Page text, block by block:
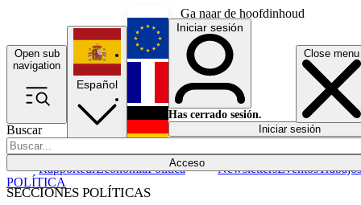
Ga naar de hoofdinhoud
Open sub
navigation
Close menu
Buscar
Acceso
SECCIONES POLÍTICAS
RapporteurEconomíaPolítica NewslettersEventosTrabajos
Español
English
Français
Iniciar sesión
Has cerrado sesión.
Iniciar sesión
POLÍTICA